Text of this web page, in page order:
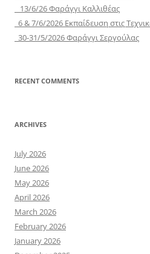
13/6/26 Φαράγγι Καλλιθέας
6 & 7/6/2026 Εκπαίδευση στις
30-31/5/2026 Φαράγγι Σεργούλας
RECENT COMMENTS
ARCHIVES
July 2026
June 2026
May 2026
April 2026
March 2026
February 2026
January 2026